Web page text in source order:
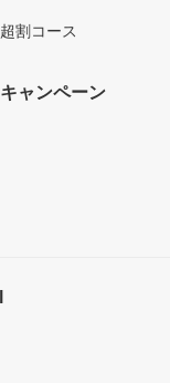
超割コース
キャンペーン